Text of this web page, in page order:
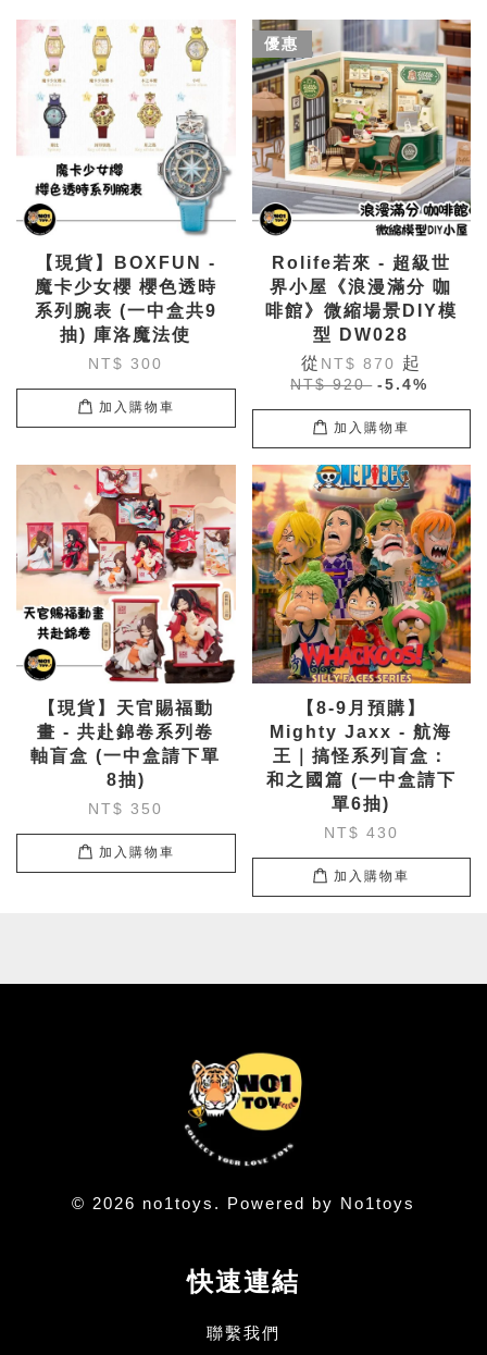
【現貨】BOXFUN -
魔卡少女櫻 櫻色透時
系列腕表 (一中盒共9
抽) 庫洛魔法使
NT$ 300
加入購物車
優惠
Rolife若來 - 超級世
界小屋《浪漫滿分 咖
啡館》微縮場景DIY模
型 DW028
從 NT$ 870 起
NT$ 920 -5.4%
加入購物車
【現貨】天官賜福動
畫 - 共赴錦卷系列卷
軸盲盒 (一中盒請下單
8抽)
NT$ 350
加入購物車
【8-9月預購】
Mighty Jaxx - 航海
王｜搞怪系列盲盒：
和之國篇 (一中盒請下
單6抽)
NT$ 430
加入購物車
© 2026 no1toys. Powered by No1toys
快速連結
聯繫我們